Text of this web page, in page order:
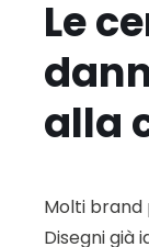
Le
alla
Molti brand
Disegni già